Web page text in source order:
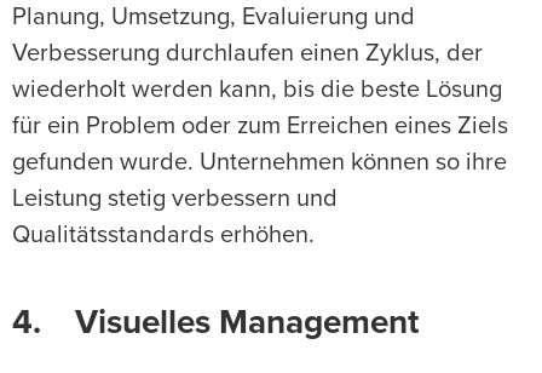
Planung, Umsetzung, Evaluierung und
Verbesserung durchlaufen einen Zyklus, der
wiederholt werden kann, bis die beste Lösung
für ein Problem oder zum Erreichen eines Ziels
gefunden wurde. Unternehmen können so ihre
Leistung stetig verbessern und
Qualitätsstandards erhöhen.
4. Visuelles Management